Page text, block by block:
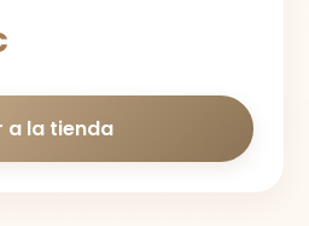
a la tienda